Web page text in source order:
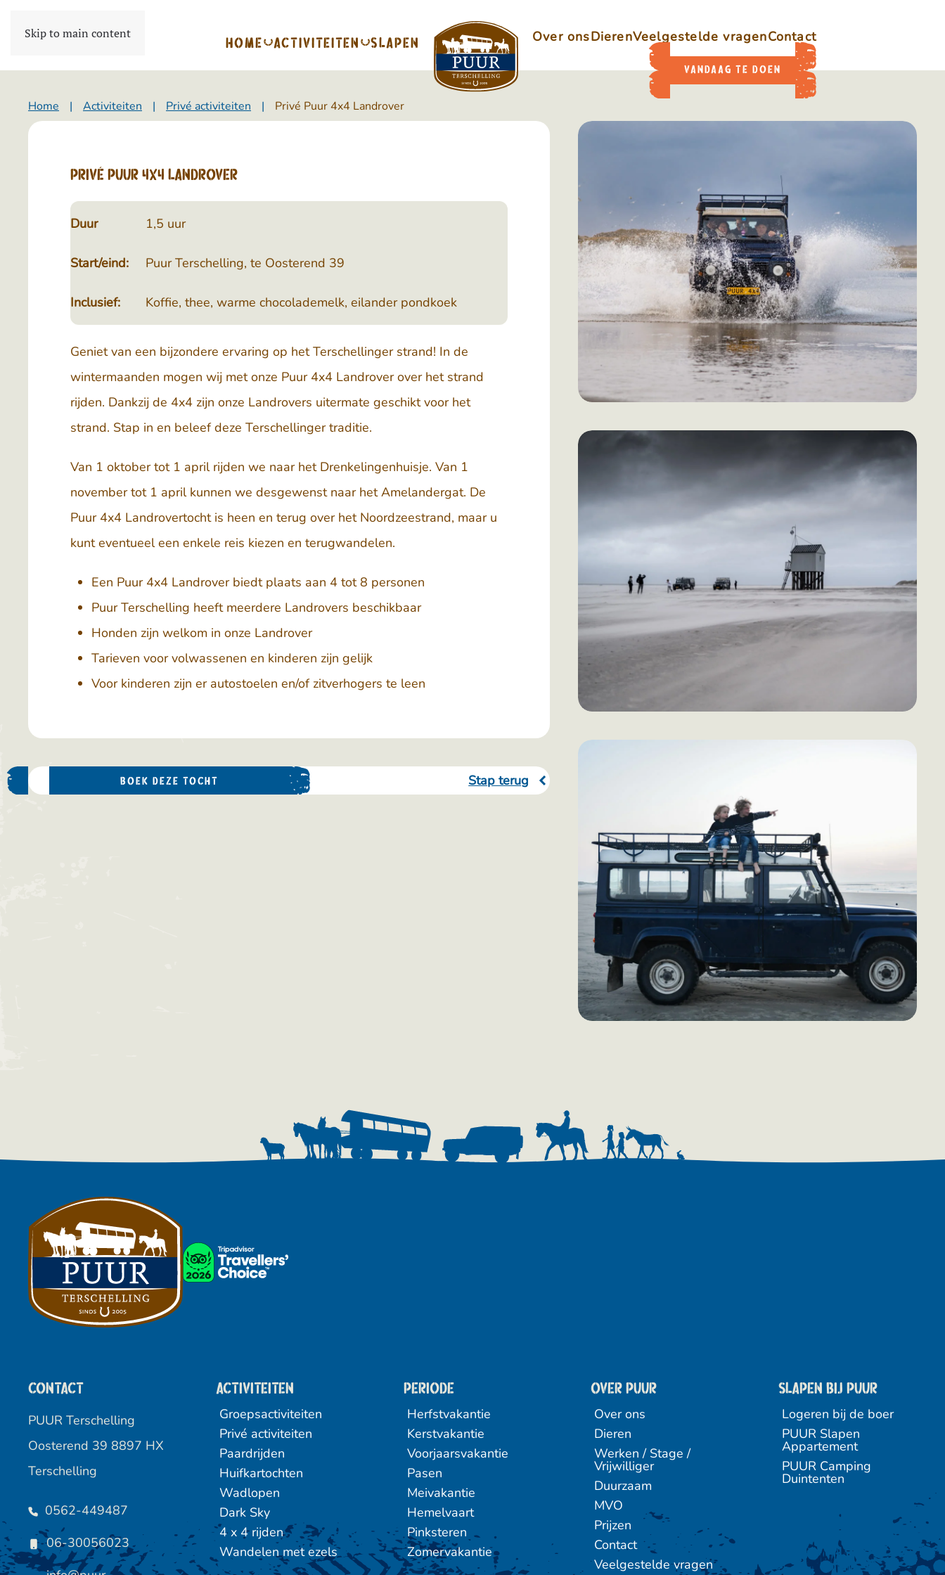
Skip to main content
HOME ACTIVITEITEN SLAPEN Over onsDierenVeelgestelde vragenContact
VANDAAG TE DOEN
Home Activiteiten Privé activiteiten Privé Puur 4x4 Landrover
Privé Puur 4x4 Landrover
Duur 1,5 uur
Start/eind: Puur Terschelling, te Oosterend 39
Inclusief: Koffie, thee, warme chocolademelk, eilander pondkoek
Geniet van een bijzondere ervaring op het Terschellinger strand! In de
wintermaanden mogen wij met onze Puur 4x4 Landrover over het strand
rijden. Dankzij de 4x4 zijn onze Landrovers uitermate geschikt voor het
strand. Stap in en beleef deze Terschellinger traditie.
Van 1 oktober tot 1 april rijden we naar het Drenkelingenhuisje. Van 1
november tot 1 april kunnen we desgewenst naar het Amelandergat. De
Puur 4x4 Landrovertocht is heen en terug over het Noordzeestrand, maar u
kunt eventueel een enkele reis kiezen en terugwandelen.
Een Puur 4x4 Landrover biedt plaats aan 4 tot 8 personen
Puur Terschelling heeft meerdere Landrovers beschikbaar
Honden zijn welkom in onze Landrover
Tarieven voor volwassenen en kinderen zijn gelijk
Voor kinderen zijn er autostoelen en/of zitverhogers te leen
BOEK DEZE TOCHT Stap terug
Contact
PUUR Terschelling
Oosterend 39 8897 HX
Terschelling
0562-449487
06-30056023
Activiteiten
Groepsactiviteiten
Privé activiteiten
Paardrijden
Huifkartochten
Wadlopen
Dark Sky
4 x 4 rijden
Wandelen met ezels
Periode
Herfstvakantie
Kerstvakantie
Voorjaarsvakantie
Pasen
Meivakantie
Hemelvaart
Pinksteren
Zomervakantie
Over PUUR
Over ons
Dieren
Werken / Stage /
Vrijwilliger
Duurzaam
MVO
Prijzen
Contact
Veelgestelde vragen
Slapen bij puur
Logeren bij de boer
PUUR Slapen
Appartement
PUUR Camping
Duintenten